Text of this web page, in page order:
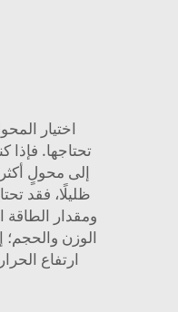
اختيار
تحتاجها.
ظليلًا، فقد
ومقدار الطاقة
الوزن